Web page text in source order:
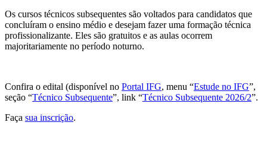
Os cursos técnicos subsequentes são voltados para candidatos que
concluíram o ensino médio e desejam fazer uma formação técnica
profissionalizante. Eles são gratuitos e as aulas ocorrem
majoritariamente no período noturno.
Confira o edital (disponível no Portal IFG, menu “Estude no IFG”,
seção “Técnico Subsequente”, link “Técnico Subsequente 2026/2”.
Faça sua inscrição.